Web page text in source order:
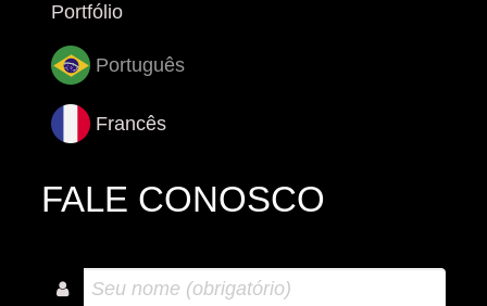
Portfólio
Português
Francês
FALE CONOSCO